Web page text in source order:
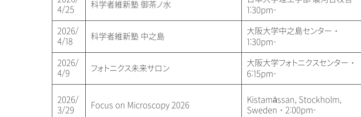
4/25
科学者維新塾 御茶ノ水
1:30pm-
2026/
4/18
科学者維新塾 中之島
大阪大学中之島センター・
1:30pm-
2026/
4/9
フォトニクス未来サロン
大阪大学フォトニクスセンター・
6:15pm-
2026/
3/29
Focus on Microscopy 2026
Kistamässan, Stockholm,
Sweden・2:00pm-